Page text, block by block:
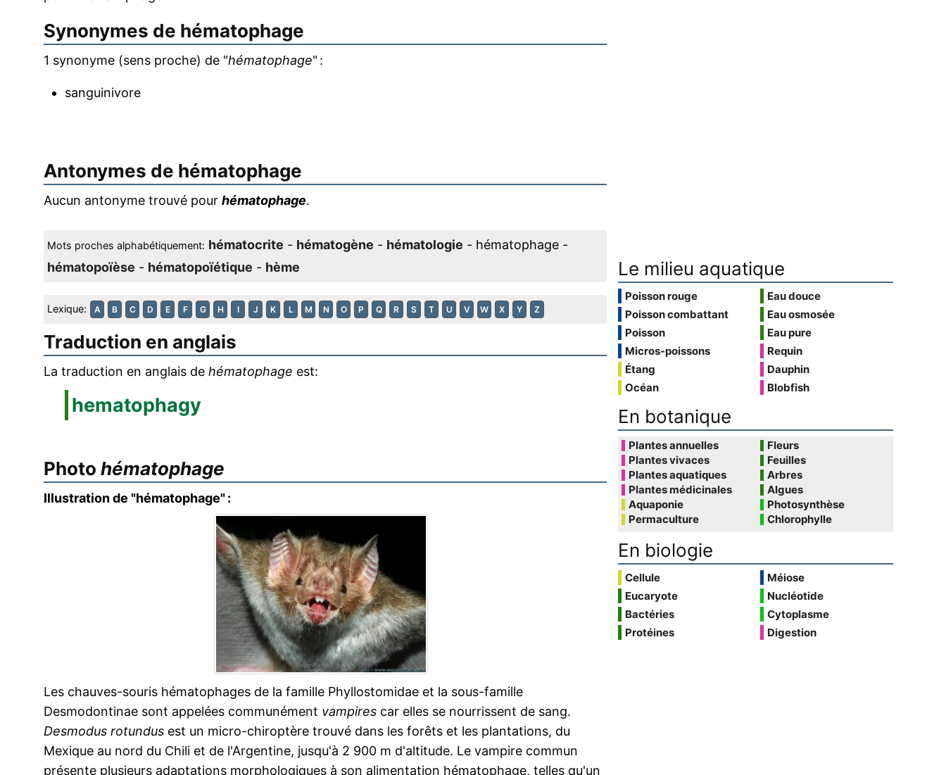
Synonymes de hématophage
1 synonyme (sens proche) de "hématophage" :
sanguinivore
Antonymes de hématophage
Aucun antonyme trouvé pour hématophage.
Mots proches alphabétiquement: hématocrite - hématogène - hématologie - hématophage -
hématopoïèse - hématopoïétique - hème
Lexique: A B C D E F G H I J K L M N O P Q R S T U V W X Y Z
Traduction en anglais
La traduction en anglais de hématophage est:
hematophagy
Photo hématophage
Illustration de "hématophage" :
Les chauves-souris hématophages de la famille Phyllostomidae et la sous-famille
Desmodontinae sont appelées communément vampires car elles se nourrissent de sang.
Desmodus rotundus est un micro-chiroptère trouvé dans les forêts et les plantations, du
Mexique au nord du Chili et de l'Argentine, jusqu'à 2 900 m d'altitude. Le vampire commun
présente plusieurs adaptations morphologiques à son alimentation hématophage, telles qu'un
Le milieu aquatique
Poisson rouge
Poisson combattant
Poisson
Micros-poissons
Étang
Océan
Eau douce
Eau osmosée
Eau pure
Requin
Dauphin
Blobfish
En botanique
Plantes annuelles
Plantes vivaces
Plantes aquatiques
Plantes médicinales
Aquaponie
Permaculture
Fleurs
Feuilles
Arbres
Algues
Photosynthèse
Chlorophylle
En biologie
Cellule
Eucaryote
Bactéries
Protéines
Méiose
Nucléotide
Cytoplasme
Digestion